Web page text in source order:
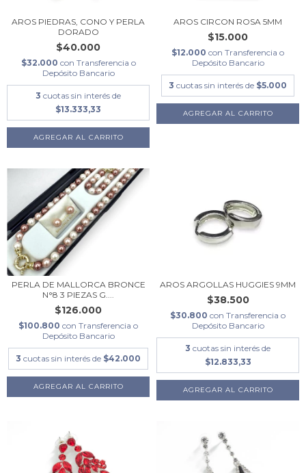
AROS PIEDRAS, CONO Y PERLA
DORADO
$40.000
$32.000 con Transferencia o
Depósito Bancario
3 cuotas sin interés de
$13.333,33
AROS CIRCON ROSA 5MM
$15.000
$12.000 con Transferencia o
Depósito Bancario
3 cuotas sin interés de $5.000
PERLA DE MALLORCA BRONCE
N°8 3 PIEZAS G....
$126.000
$100.800 con Transferencia o
Depósito Bancario
3 cuotas sin interés de $42.000
AROS ARGOLLAS HUGGIES 9MM
$38.500
$30.800 con Transferencia o
Depósito Bancario
3 cuotas sin interés de
$12.833,33